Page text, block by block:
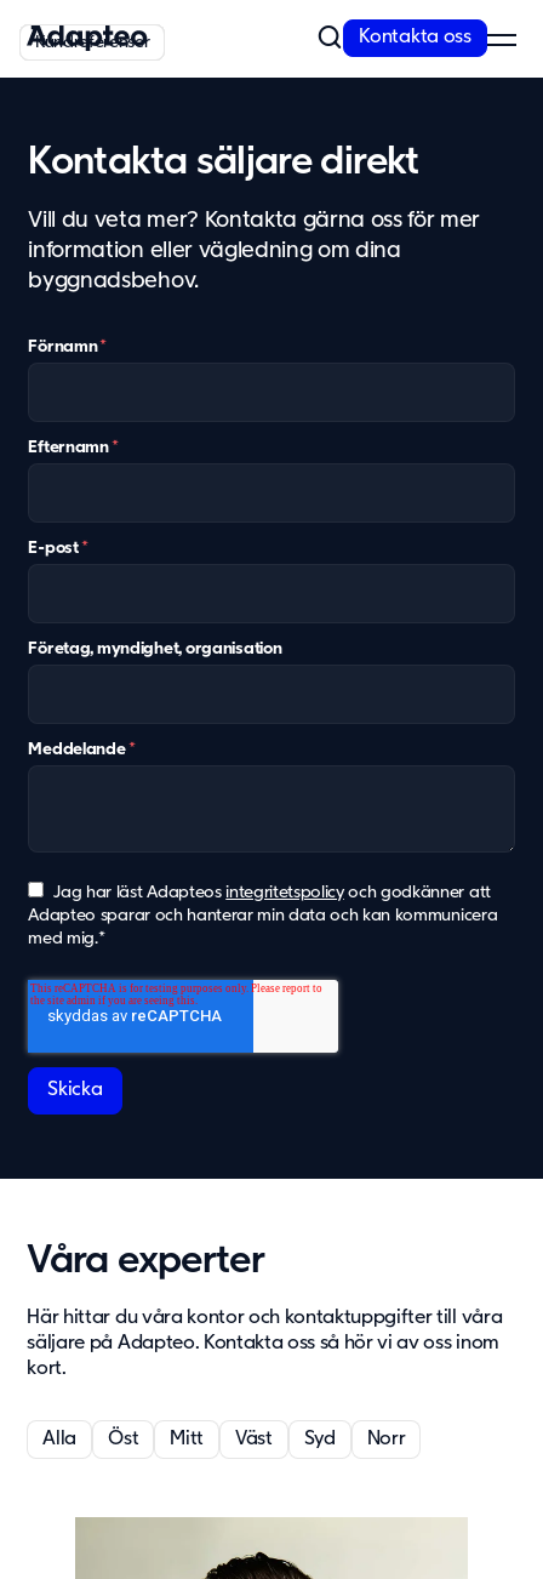
Bygg med flexibel och skalbar teknik
Anpassningsförmåga är inbyggt i alla våra koncept. Vi erbjuder
kvalitativa och moderna lösningar...
Läs mer
Våra lösningar
Förskola
Kontor
Vård & hälsa
Upphandling
Övrigt
Point/A
Tillval
Hållbarhet
Hållbarhet
Vårt arbete
Hållbarhetsrapportering
Om oss
Karriär
Kunskapsbanken
Kundreferenser
Nyheter
Kontakta oss
Kontakta säljare direkt
Vill du veta mer? Kontakta gärna oss för mer
information eller vägledning om dina
byggnadsbehov.
Förnamn*
Efternamn*
E-post*
Företag, myndighet, organisation
Meddelande*
Jag har läst Adapteosintegritetspolicyoch godkänner att
Adapteo sparar och hanterar min data och kan kommunicera
med mig.*
Våra experter
Här hittar du våra kontor och kontaktuppgifter till våra
säljare på Adapteo. Kontakta oss så hör vi av oss inom
kort.
Alla Öst Mitt Väst Syd Norr
Kundreferenser
Kundreferenser
Kundreferenser
Kundreferenser
Kundreferenser
Kundreferenser